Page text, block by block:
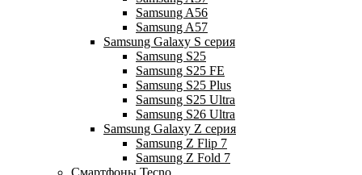
Samsung A56
Samsung A57
Samsung Galaxy S серия
Samsung S25
Samsung S25 FE
Samsung S25 Plus
Samsung S25 Ultra
Samsung S26 Ultra
Samsung Galaxy Z серия
Samsung Z Flip 7
Samsung Z Fold 7
Смартфоны Tecno